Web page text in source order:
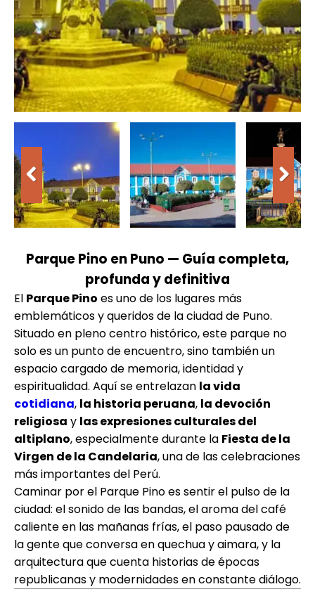
Parque Pino en Puno — Guía completa,
profunda y definitiva
El Parque Pino es uno de los lugares más
emblemáticos y queridos de la ciudad de Puno.
Situado en pleno centro histórico, este parque no
solo es un punto de encuentro, sino también un
espacio cargado de memoria, identidad y
espiritualidad. Aquí se entrelazan la vida
cotidiana, la historia peruana, la devoción
religiosa y las expresiones culturales del
altiplano, especialmente durante la Fiesta de la
Virgen de la Candelaria, una de las celebraciones
más importantes del Perú.
Caminar por el Parque Pino es sentir el pulso de la
ciudad: el sonido de las bandas, el aroma del café
caliente en las mañanas frías, el paso pausado de
la gente que conversa en quechua y aimara, y la
arquitectura que cuenta historias de épocas
republicanas y modernidades en constante diálogo.